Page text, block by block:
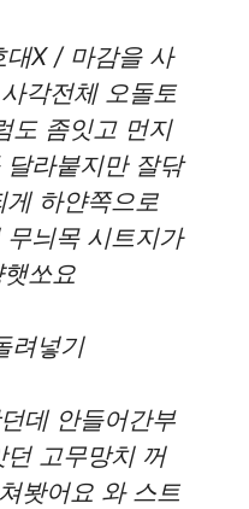
대X / 마감을 사
각전체 오돌토
도 좀잇고 먼지
라붙지만 잘닦
하얀쪽으로
늬목 시트지가
쏘요
려넣기
데 안들어간부
고무망치 꺼
봣어요 와 스트